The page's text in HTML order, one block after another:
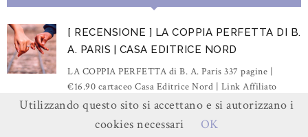
[ RECENSIONE ] LA COPPIA PERFETTA DI B.
A. PARIS | CASA EDITRICE NORD
LA COPPIA PERFETTA di B. A. Paris 337 pagine |
€16.90 cartaceo Casa Editrice Nord | Link Affiliato
Amazon Sembra un tranquillo ...
Utilizzando questo sito si accettano e si autorizzano i
cookies necessari
OK